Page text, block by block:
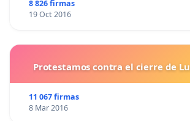
8 826 firmas
19 Oct 2016
Protestamos contra el cierre de
11 067 firmas
8 Mar 2016